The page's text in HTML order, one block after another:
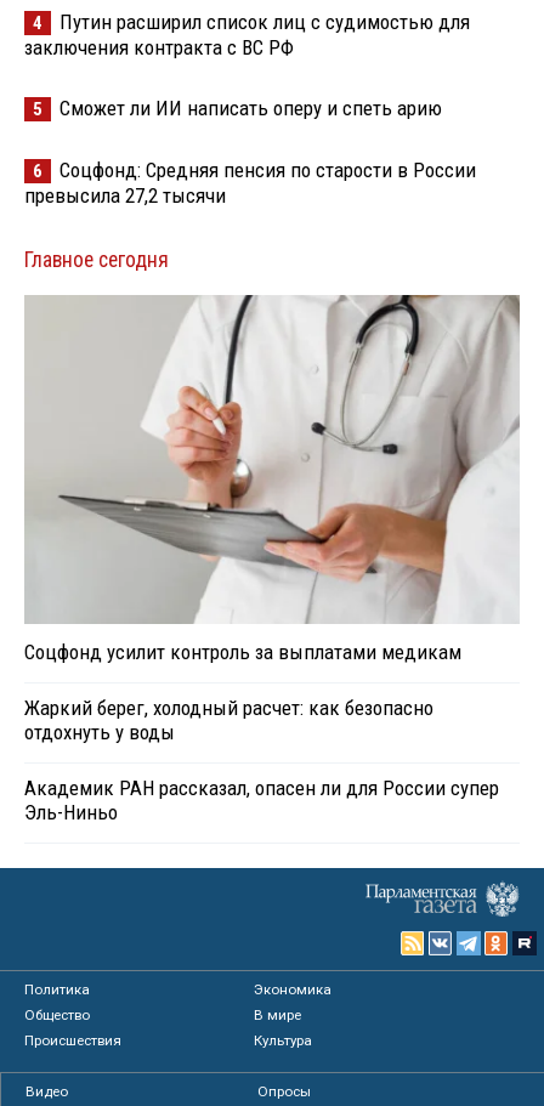
4
Путин расширил список лиц с судимостью для
заключения контракта с ВС РФ
5 Сможет ли ИИ написать оперу и спеть арию
6
Соцфонд: Средняя пенсия по старости в России
превысила 27,2 тысячи
Главное сегодня
Соцфонд усилит контроль за выплатами медикам
Жаркий берег, холодный расчет: как безопасно
отдохнуть у воды
Академик РАН рассказал, опасен ли для России супер
Эль-Ниньо
Политика
Экономика
Общество
В мире
Происшествия
Культура
Видео
Опросы